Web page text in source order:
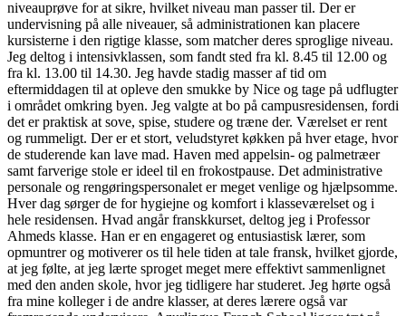
niveauprøve for at sikre, hvilket niveau man passer til. Der er
undervisning på alle niveauer, så administrationen kan placere
kursisterne i den rigtige klasse, som matcher deres sproglige niveau.
Jeg deltog i intensivklassen, som fandt sted fra kl. 8.45 til 12.00 og
fra kl. 13.00 til 14.30. Jeg havde stadig masser af tid om
eftermiddagen til at opleve den smukke by Nice og tage på udflugter
i området omkring byen. Jeg valgte at bo på campusresidensen, fordi
det er praktisk at sove, spise, studere og træne der. Værelset er rent
og rummeligt. Der er et stort, veludstyret køkken på hver etage, hvor
de studerende kan lave mad. Haven med appelsin- og palmetræer
samt farverige stole er ideel til en frokostpause. Det administrative
personale og rengøringspersonalet er meget venlige og hjælpsomme.
Hver dag sørger de for hygiejne og komfort i klasseværelset og i
hele residensen. Hvad angår franskkurset, deltog jeg i Professor
Ahmeds klasse. Han er en engageret og entusiastisk lærer, som
opmuntrer og motiverer os til hele tiden at tale fransk, hvilket gjorde,
at jeg følte, at jeg lærte sproget meget mere effektivt sammenlignet
med den anden skole, hvor jeg tidligere har studeret. Jeg hørte også
fra mine kolleger i de andre klasser, at deres lærere også var